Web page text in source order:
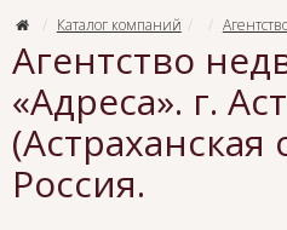
Каталог компаний
Агентство
«Адреса». г.
(Астраханская
Россия.